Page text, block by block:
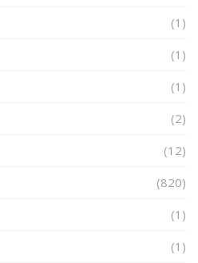
(1)
(1)
(1)
(2)
(12)
(820)
(1)
(1)